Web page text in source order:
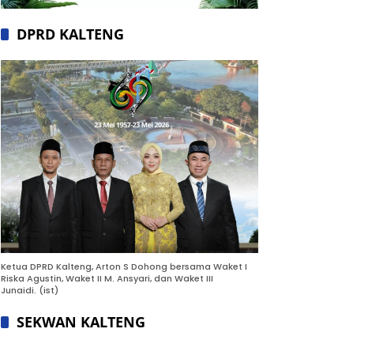
DPRD KALTENG
Ketua DPRD Kalteng, Arton S Dohong bersama Waket I
Riska Agustin, Waket II M. Ansyari, dan Waket III
Junaidi. (ist)
SEKWAN KALTENG